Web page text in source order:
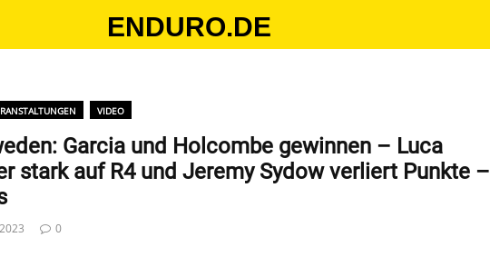
ENDURO.DE
VIDEO
Garcia und Holcombe gewinnen – Luca
stark auf R4 und Jeremy Sydow verliert Punkte –
0